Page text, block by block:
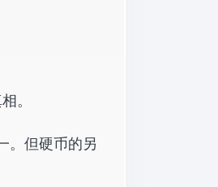
。
。但硬币的另